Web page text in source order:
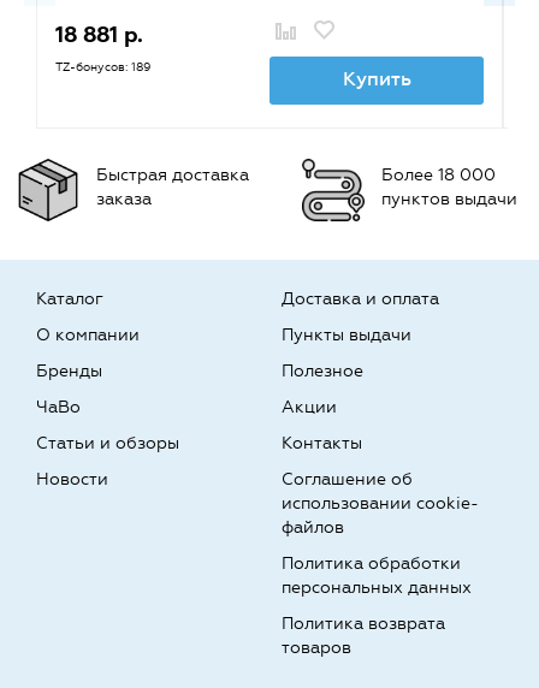
18 881 р.
TZ-бонусов: 189 Купить
Быстрая доставка
заказа
Более 18 000
пунктов выдачи
Каталог
О компании
Бренды
Доставка и оплата
Пункты выдачи
Полезное
ЧаВо
Статьи и обзоры
Новости
Акции
Контакты
Соглашение об
использовании cookie-
файлов
Политика обработки
персональных данных
Политика возврата
товаров